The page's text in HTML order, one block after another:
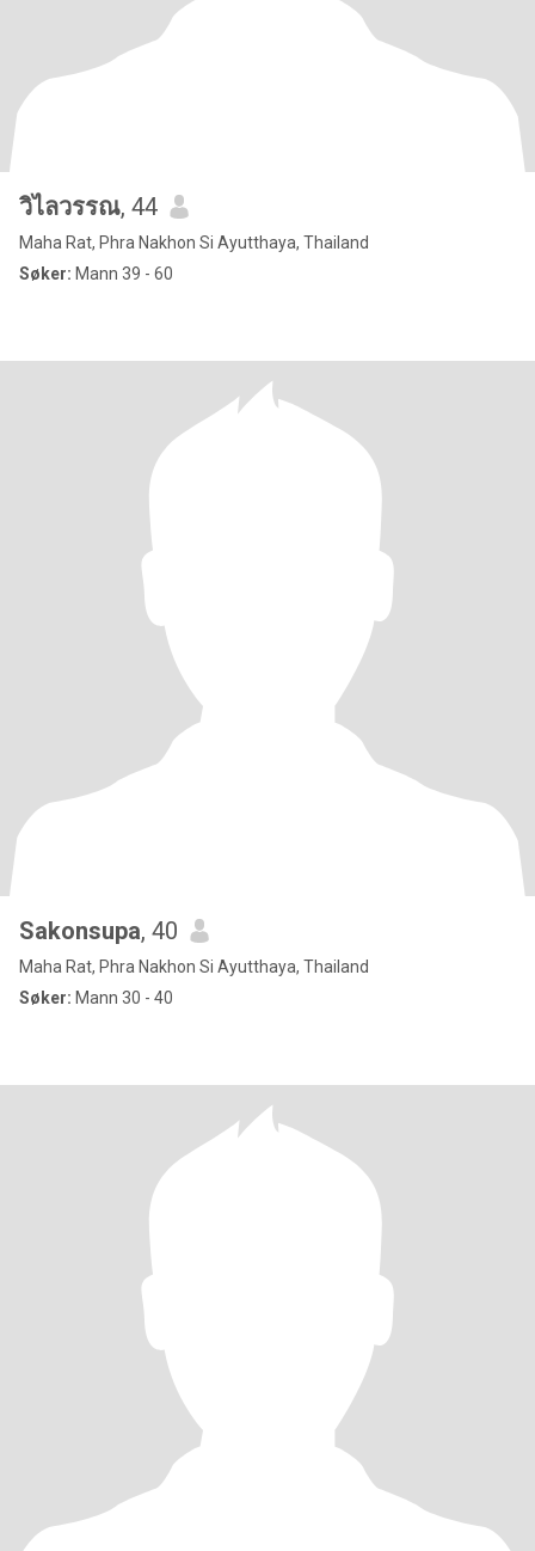
วิไลวรรณ, 44
Maha Rat, Phra Nakhon Si Ayutthaya, Thailand
Søker: Mann 39 - 60
Sakonsupa, 40
Maha Rat, Phra Nakhon Si Ayutthaya, Thailand
Søker: Mann 30 - 40